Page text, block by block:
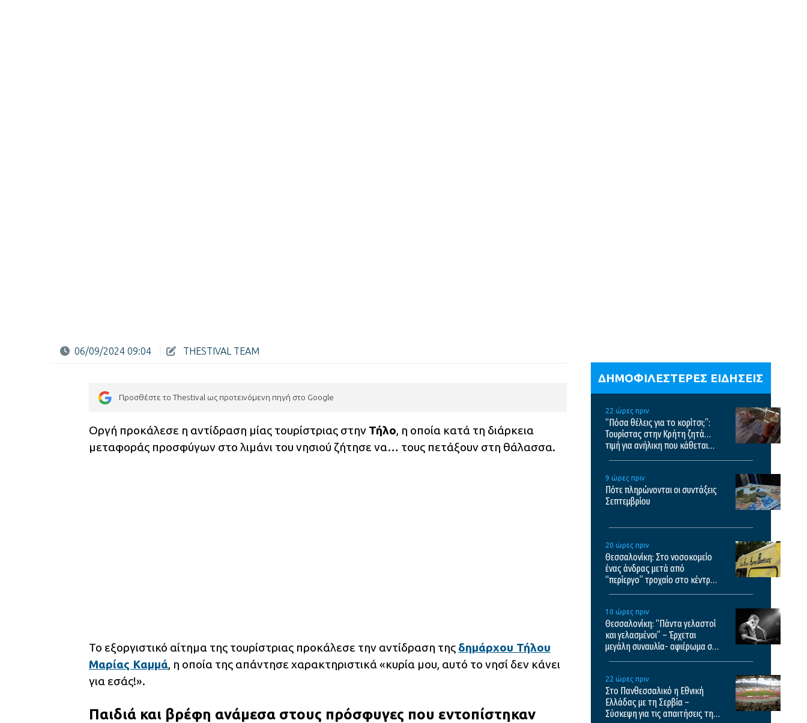
06/09/2024 09:04 THESTIVAL TEAM
Προσθέστε το Thestival ως προτεινόμενη πηγή στο Google
Οργή προκάλεσε η αντίδραση μίας τουρίστριας στην Τήλο, η οποία κατά τη διάρκεια
μεταφοράς προσφύγων στο λιμάνι του νησιού ζήτησε να… τους πετάξουν στη θάλασσα.
Το εξοργιστικό αίτημα της τουρίστριας προκάλεσε την αντίδραση της δημάρχου Τήλου
Μαρίας Καμμά, η οποία της απάντησε χαρακτηριστικά «κυρία μου, αυτό το νησί δεν κάνει
για εσάς!».
Παιδιά και βρέφη ανάμεσα στους πρόσφυγες που εντοπίστηκαν
ΔΗΜΟΦΙΛΕΣΤΕΡΕΣ ΕΙΔΗΣΕΙΣ
22 ώρες πριν
“Πόσα θέλεις για το κορίτσι;”:
Τουρίστας στην Κρήτη ζητά…
τιμή για ανήλικη που κάθεται
9 ώρες πριν
Πότε πληρώνονται οι συντάξεις
Σεπτεμβρίου
20 ώρες πριν
Θεσσαλονίκη: Στο νοσοκομείο
ένας άνδρας μετά από
“περίεργο” τροχαίο στο κέντρο
10 ώρες πριν
Θεσσαλονίκη: “Πάντα γελαστοί
και γελασμένοι” – Έρχεται
μεγάλη συναυλία- αφιέρωμα στο
22 ώρες πριν
Στο Πανθεσσαλικό η Εθνική
Ελλάδας με τη Σερβία –
Σύσκεψη για τις απαιτήσεις της